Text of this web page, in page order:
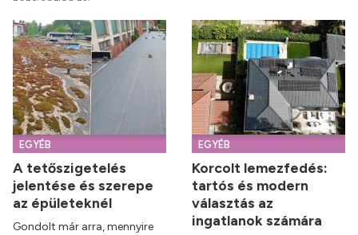
EGYÉB
A tetőszigetelés
jelentése és szerepe
az épületeknél
Gondolt már arra, mennyire
EGYÉB
Korcolt lemezfedés:
tartós és modern
választás az
ingatlanok számára